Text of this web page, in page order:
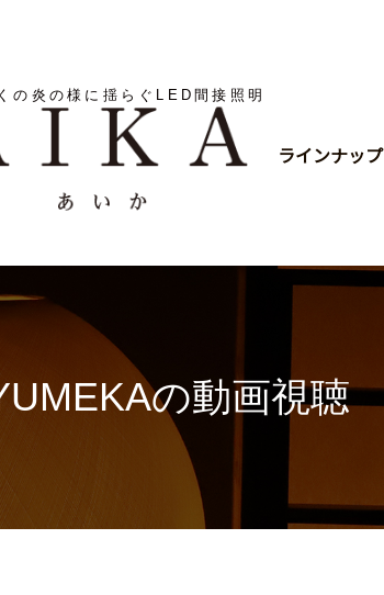
の炎の様に揺らぐLED間接照明
ラインナップ
の動画視聴